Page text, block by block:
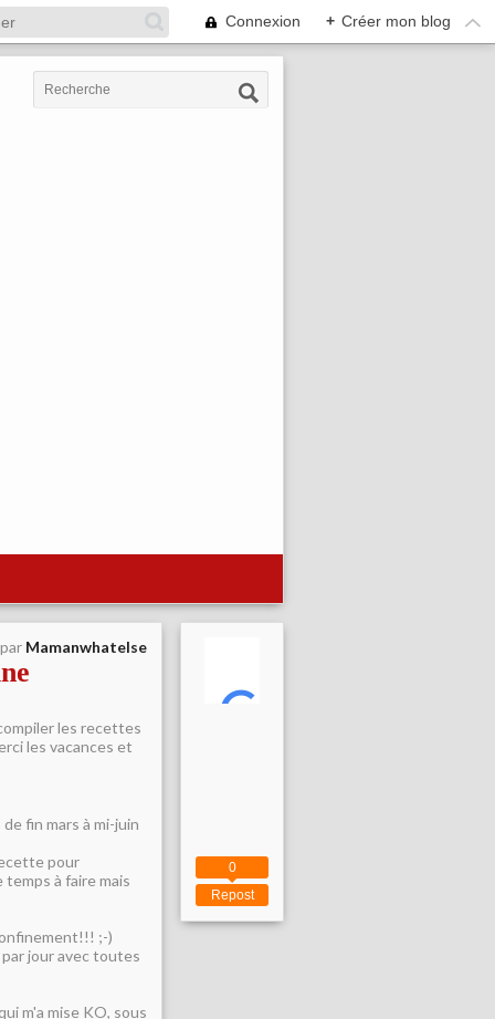
Connexion + Créer mon blog
Mamanwhatelse
les recettes
les vacances et
fin mars à mi-juin
pour
à faire mais
;-)
jour avec toutes
m'a mise KO, sous
Repost
0